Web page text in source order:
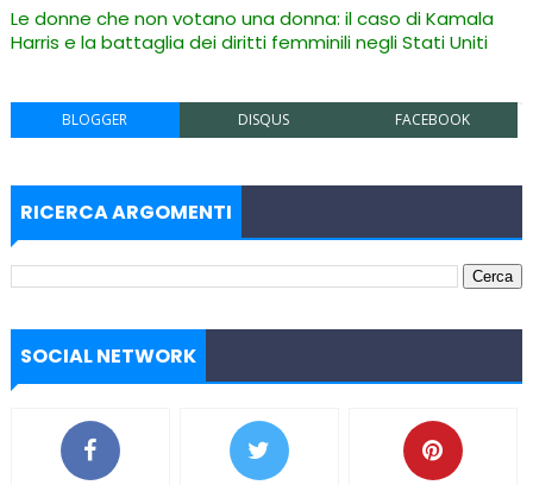
Le donne che non votano una donna: il caso di Kamala
Harris e la battaglia dei diritti femminili negli Stati Uniti
BLOGGER DISQUS FACEBOOK
RICERCA ARGOMENTI
SOCIAL NETWORK